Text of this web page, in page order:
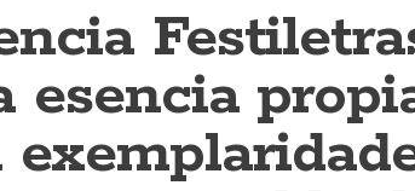
esencia